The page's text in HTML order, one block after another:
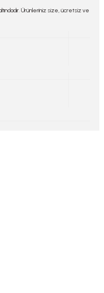
Ürünleriniz size, ücretsiz ve